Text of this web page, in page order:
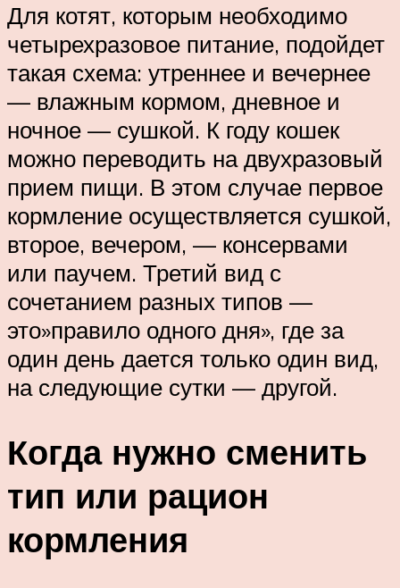
Для котят, которым необходимо
четырехразовое питание, подойдет
такая схема: утреннее и вечернее
— влажным кормом, дневное и
ночное — сушкой. К году кошек
можно переводить на двухразовый
прием пищи. В этом случае первое
кормление осуществляется сушкой,
второе, вечером, — консервами
или паучем. Третий вид с
сочетанием разных типов —
это»правило одного дня», где за
один день дается только один вид,
на следующие сутки — другой.
Когда нужно сменить
тип или рацион
кормления